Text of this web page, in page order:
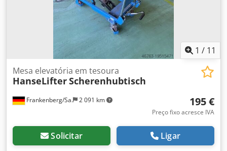
1 / 11
Frankenberg/Sa. 2 091 km
Mesa elevatória em tesoura
HanseLifterScherenhubtisch
195 €
Preço fixo acresce IVA
Solicitar Ligar